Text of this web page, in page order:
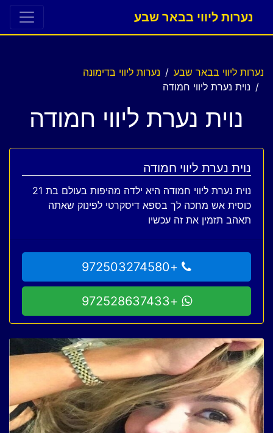
נערות ליווי בבאר שבע
נערות ליווי בבאר שבע
נערות ליווי בדימונה
נוית נערת ליווי חמודה
נוית נערת ליווי חמודה
נוית נערת ליווי חמודה
נוית נערת ליווי חמודה היא ילדה מהיפות בעולם בת 21
כוסית אש מחכה לך בספא דיסקרטי לפינוק שאתה
תאהב תזמין את זה עכשיו
+972503274580
+972528637433